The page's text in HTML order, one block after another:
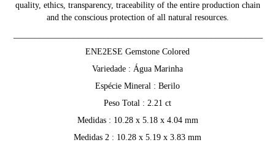
quality, ethics, transparency, traceability of the entire production chain
and the conscious protection of all natural resources.
ENE2ESE Gemstone Colored
Variedade : Água Marinha
Espécie Mineral : Berilo
Peso Total : 2.21 ct
Medidas : 10.28 x 5.18 x 4.04 mm
Medidas 2 : 10.28 x 5.19 x 3.83 mm